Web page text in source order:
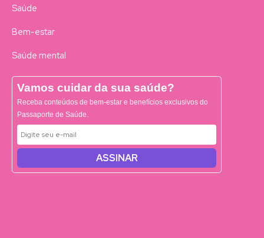
Saúde
Bem-estar
Saúde mental
Vamos cuidar da sua saúde?
Receba conteúdos de bem-estar e benefícios exclusivos do
Passaporte de Saúde.
ASSINAR